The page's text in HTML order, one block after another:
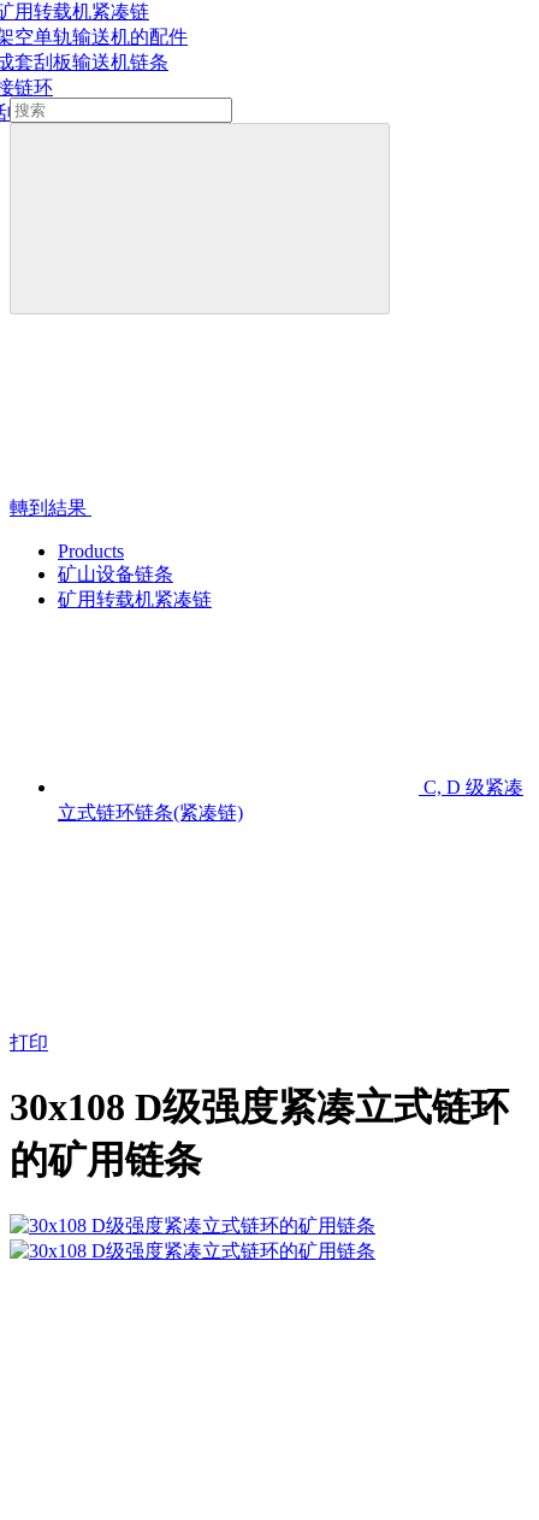
用转载机紧凑链
空单轨输送机的配件
套刮板输送机链条
链环
板
轉到結果
Products
矿山设备链条
矿用转载机紧凑链
C, D 级紧凑
立式链环链条(紧凑链)
打印
30х108 D级强度紧凑立式链环
的矿用链条